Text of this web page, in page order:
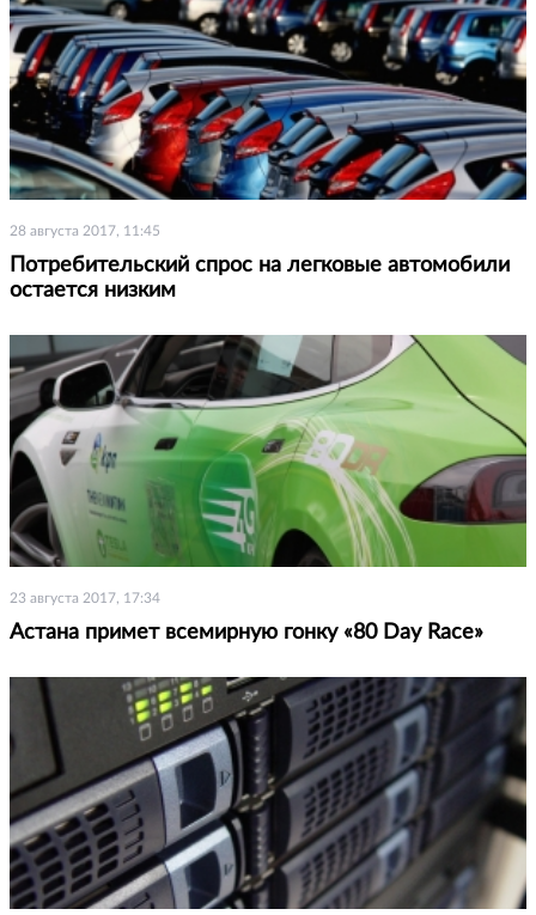
28 августа 2017, 11:45
Потребительский спрос на легковые автомобили
остается низким
23 августа 2017, 17:34
Астана примет всемирную гонку «80 Day Race»